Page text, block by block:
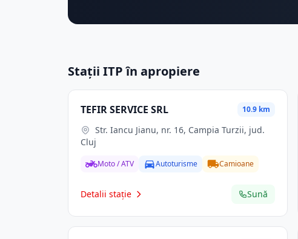
Stații ITP în apropiere
TEFIR SERVICE SRL 10.9 km
Cluj
Moto / ATV Autoturisme Camioane
Detalii stație Sună